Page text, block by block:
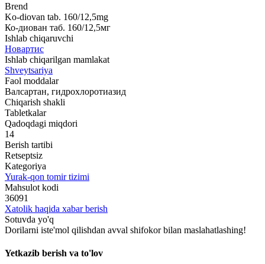
Brend
Ko-diovan tab. 160/12,5mg
Ко-диован таб. 160/12,5мг
Ishlab chiqaruvchi
Новартис
Ishlab chiqarilgan mamlakat
Shveytsariya
Faol moddalar
Валсартан, гидрохлоротиазид
Chiqarish shakli
Tabletkalar
Qadoqdagi miqdori
14
Berish tartibi
Retseptsiz
Kategoriya
Yurak-qon tomir tizimi
Mahsulot kodi
36091
Xatolik haqida xabar berish
Sotuvda yo'q
Dorilarni iste'mol qilishdan avval shifokor bilan maslahatlashing!
Yetkazib berish va to'lov